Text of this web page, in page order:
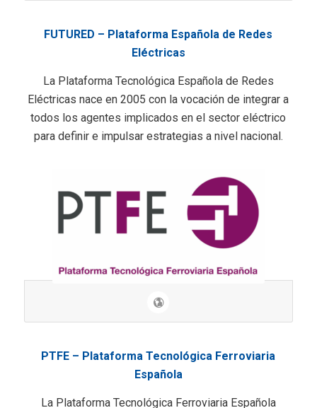
FUTURED – Plataforma Española de Redes
Eléctricas
La Plataforma Tecnológica Española de Redes
Eléctricas nace en 2005 con la vocación de integrar a
todos los agentes implicados en el sector eléctrico
para definir e impulsar estrategias a nivel nacional.
PTFE – Plataforma Tecnológica Ferroviaria
Española
La Plataforma Tecnológica Ferroviaria Española